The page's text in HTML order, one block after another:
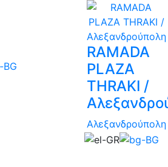
RAMADA
PLAZA
THRAKI /
Αλεξανδρούπολη